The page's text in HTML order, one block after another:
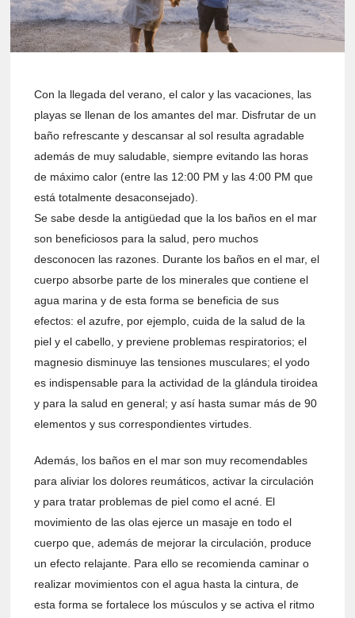
Con la llegada del verano, el calor y las vacaciones, las
playas se llenan de los amantes del mar. Disfrutar de un
baño refrescante y descansar al sol resulta agradable
además de muy saludable, siempre evitando las horas
de máximo calor (entre las 12:00 PM y las 4:00 PM que
está totalmente desaconsejado).
Se sabe desde la antigüedad que la los baños en el mar
son beneficiosos para la salud, pero muchos
desconocen las razones. Durante los baños en el mar, el
cuerpo absorbe parte de los minerales que contiene el
agua marina y de esta forma se beneficia de sus
efectos: el azufre, por ejemplo, cuida de la salud de la
piel y el cabello, y previene problemas respiratorios; el
magnesio disminuye las tensiones musculares; el yodo
es indispensable para la actividad de la glándula tiroidea
y para la salud en general; y así hasta sumar más de 90
elementos y sus correspondientes virtudes.
Además, los baños en el mar son muy recomendables
para aliviar los dolores reumáticos, activar la circulación
y para tratar problemas de piel como el acné. El
movimiento de las olas ejerce un masaje en todo el
cuerpo que, además de mejorar la circulación, produce
un efecto relajante. Para ello se recomienda caminar o
realizar movimientos con el agua hasta la cintura, de
esta forma se fortalece los músculos y se activa el ritmo